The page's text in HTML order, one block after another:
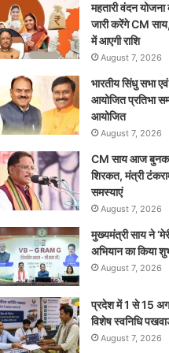
महतारी वंदन
जारी करेंगे CM
में आएगी राशि
August 7, 2026
भारतीय सिंधु सभा एवं
आयोजित प्रतिभा
आयोजित
August 7, 2026
CM साय आज
शिरकत, मंत्री
समस्याएं
August 7, 2026
मुख्यमंत्री साय ने
अभियान का किया
August 7, 2026
प्रदेश में 1 से 15
विशेष स्वनिधि
August 7, 2026